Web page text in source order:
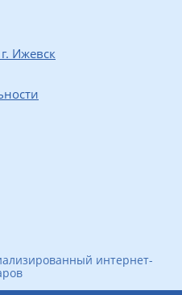
Ижевск
интернет-